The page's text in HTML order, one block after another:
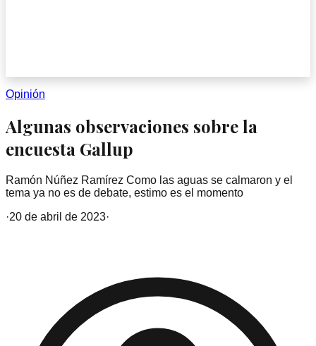
Opinión
Algunas observaciones sobre la
encuesta Gallup
Ramón Núñez Ramírez Como las aguas se calmaron y el
tema ya no es de debate, estimo es el momento
·20 de abril de 2023·